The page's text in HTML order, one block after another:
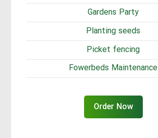
Gardens Party
Planting seeds
Picket fencing
Fowerbeds Maintenance
Order Now